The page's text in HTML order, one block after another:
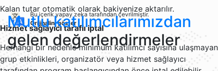
Bu içerik yapay zeka tarafından çevrilmiştir.
Orijinalini göster
Kalan tutar otomatik olarak bakiyenize aktarılır.
Hizmet sağlayıcı taraflı iptal
Herhangi bir nedenle minimum katılımcı sayısına ulaşmayan
grup etkinlikleri, organizatör veya hizmet sağlayıcı
Mutlu katılımcılarımızdan
gelen değerlendirmeler